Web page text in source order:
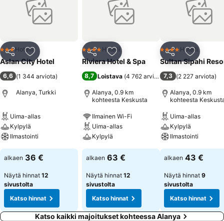
Jaa Lisää suosikkeihin
3 Tähtiluokitus
Hotelli
Aslan City Hotel
6,6 (1 344 arviota)
Alanya, Turkki
Uima-allas
Kylpylä
Ilmastointi
alkaen 36 €
Näytä hinnat 12
sivustolta
Katso hinnat
Jaa Lisää suosikkeihin
4 Tähtiluokitus
Hotelli
Riviera Hotel & Spa
8,7 Loistava (4 762 arviota )
Alanya, 0.9 km
kohteesta Keskusta
Ilmainen Wi-Fi
Uima-allas
Kylpylä
alkaen 63 €
Näytä hinnat 12
sivustolta
Katso hinnat
Jaa Lisää
4 Tähtiluokitus
Hotelli
Sultan Sipahi
7,3 (2 227 arviota)
Alanya, 0.9 km
kohteesta
Uima-allas
Kylpylä
Ilmastointi
alkaen 43 €
Näytä hinnat 9
sivustolta
Katso hinnat
Katso kaikki majoitukset kohteessa Alanya